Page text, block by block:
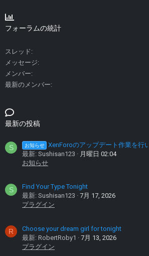
フォーラムの統計
スレッド
メッセージ
メンバー
最新のメンバー
最新の投稿
S お知らせ XenForoのアップデート作業を行
最新: Sushisan123
月曜日 02:04
お知らせ
S
Find Your Type Tonight
最新: Sushisan123
7月 17, 2026
プラグイン
R
Choose your dream girl for tonight
最新: RobertRoby1
7月 13, 2026
プラグイン